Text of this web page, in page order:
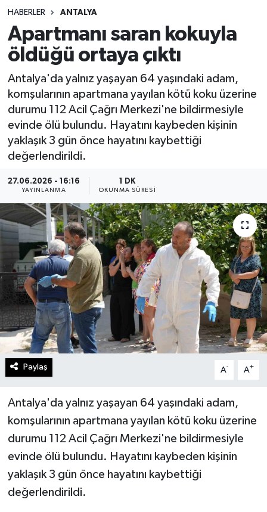
HABERLER ANTALYA
Apartmanı saran kokuyla
öldüğü ortaya çıktı
Antalya'da yalnız yaşayan 64 yaşındaki adam,
komşularının apartmana yayılan kötü koku üzerine
durumu 112 Acil Çağrı Merkezi'ne bildirmesiyle
evinde ölü bulundu. Hayatını kaybeden kişinin
yaklaşık 3 gün önce hayatını kaybettiği
değerlendirildi.
27.06.2026 - 16:16
YAYINLANMA
1 DK
OKUNMA SÜRESI
Paylaş A- A+
Antalya'da yalnız yaşayan 64 yaşındaki adam,
komşularının apartmana yayılan kötü koku üzerine
durumu 112 Acil Çağrı Merkezi'ne bildirmesiyle
evinde ölü bulundu. Hayatını kaybeden kişinin
yaklaşık 3 gün önce hayatını kaybettiği
değerlendirildi.
Spor
Teknoloji
Yaşam